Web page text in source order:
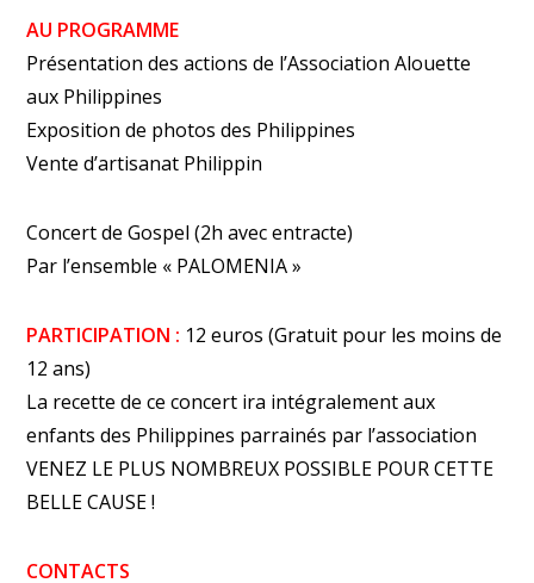
AU PROGRAMME
Présentation des actions de l’Association Alouette
aux Philippines
Exposition de photos des Philippines
Vente d’artisanat Philippin
Concert de Gospel (2h avec entracte)
Par l’ensemble « PALOMENIA »
PARTICIPATION : 12 euros (Gratuit pour les moins de
12 ans)
La recette de ce concert ira intégralement aux
enfants des Philippines parrainés par l’association
VENEZ LE PLUS NOMBREUX POSSIBLE POUR CETTE
BELLE CAUSE !
CONTACTS